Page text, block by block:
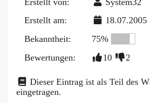
Erstellt am:
18.07.2005
Bekanntheit:
75%
Bewertungen:
10 2
Dieser Eintrag ist als Teil des
eingetragen.